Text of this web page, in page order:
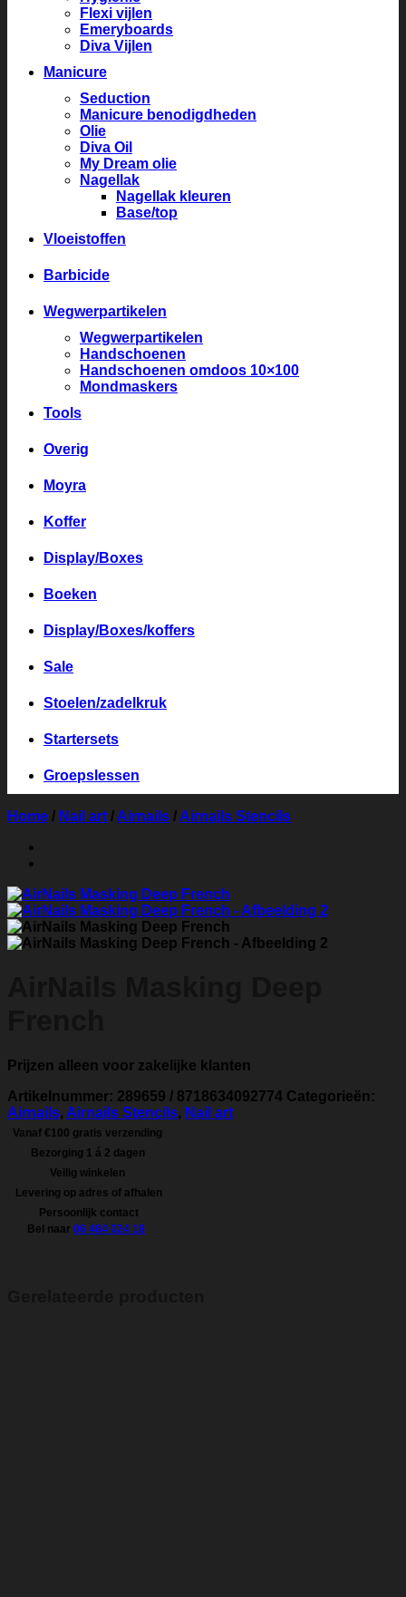
Flexi vijlen
Emeryboards
Diva Vijlen
Manicure
Seduction
Manicure benodigdheden
Olie
Diva Oil
My Dream olie
Nagellak
Nagellak kleuren
Base/top
Vloeistoffen
Barbicide
Wegwerpartikelen
Wegwerpartikelen
Handschoenen
Handschoenen omdoos 10×100
Mondmaskers
Tools
Overig
Moyra
Koffer
Display/Boxes
Boeken
Display/Boxes/koffers
Sale
Stoelen/zadelkruk
Startersets
Groepslessen
Home / Nail art / Airnails / Airnails Stencils
Prijzen alleen voor zakelijke klanten
Artikelnummer: 289659 / 8718634092774 Categorieën:
Airnails, Airnails Stencils, Nail art
Vanaf €100 gratis verzending
Bezorging 1 á 2 dagen
Veilig winkelen
Levering op adres of afhalen
Persoonlijk contact
Bel naar 06 484 024 18